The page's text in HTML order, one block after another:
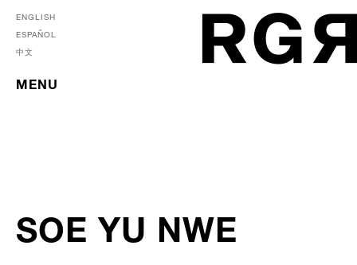
ENGLISH
ESPAÑOL
中文
MENU
SOE YU NWE